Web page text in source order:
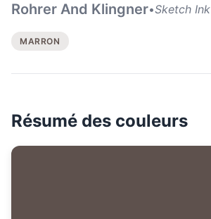
Rohrer And Klingner•Sketch Ink
MARRON
Résumé des couleurs